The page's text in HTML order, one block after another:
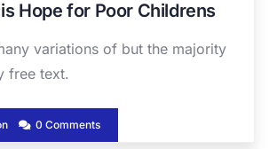
Hope for Poor Childrens
variations of but the majority
free text.
0 Comments